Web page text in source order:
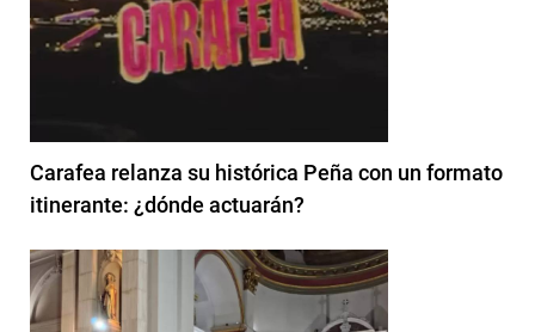
Carafea relanza su histórica Peña con un formato
itinerante: ¿dónde actuarán?